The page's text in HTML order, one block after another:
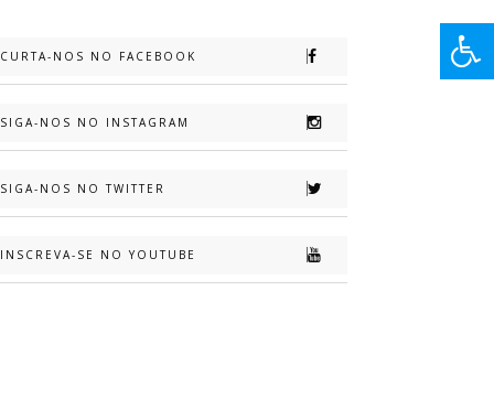
CURTA-NOS NO FACEBOOK
SIGA-NOS NO INSTAGRAM
SIGA-NOS NO TWITTER
INSCREVA-SE NO YOUTUBE